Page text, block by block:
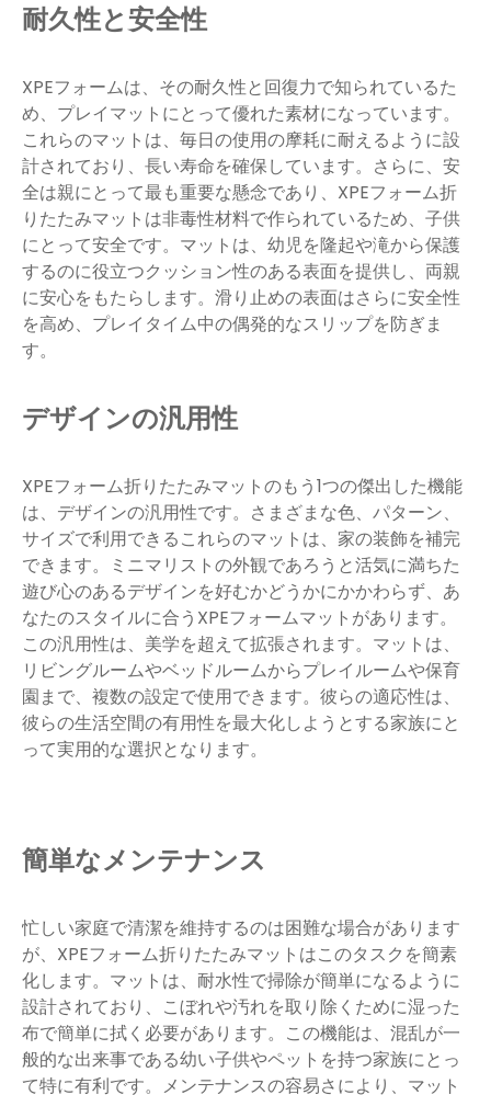
耐久性と安全性
XPEフォームは、その耐久性と回復力で知られているた
め、プレイマットにとって優れた素材になっています。
これらのマットは、毎日の使用の摩耗に耐えるように設
計されており、長い寿命を確保しています。さらに、安
全は親にとって最も重要な懸念であり、XPEフォーム折
りたたみマットは非毒性材料で作られているため、子供
にとって安全です。マットは、幼児を隆起や滝から保護
するのに役立つクッション性のある表面を提供し、両親
に安心をもたらします。滑り止めの表面はさらに安全性
を高め、プレイタイム中の偶発的なスリップを防ぎま
す。
デザインの汎用性
XPEフォーム折りたたみマットのもう1つの傑出した機能
は、デザインの汎用性です。さまざまな色、パターン、
サイズで利用できるこれらのマットは、家の装飾を補完
できます。ミニマリストの外観であろうと活気に満ちた
遊び心のあるデザインを好むかどうかにかかわらず、あ
なたのスタイルに合うXPEフォームマットがあります。
この汎用性は、美学を超えて拡張されます。マットは、
リビングルームやベッドルームからプレイルームや保育
園まで、複数の設定で使用できます。彼らの適応性は、
彼らの生活空間の有用性を最大化しようとする家族にと
って実用的な選択となります。
簡単なメンテナンス
忙しい家庭で清潔を維持するのは困難な場合があります
が、XPEフォーム折りたたみマットはこのタスクを簡素
化します。マットは、耐水性で掃除が簡単になるように
設計されており、こぼれや汚れを取り除くために湿った
布で簡単に拭く必要があります。この機能は、混乱が一
般的な出来事である幼い子供やペットを持つ家族にとっ
て特に有利です。メンテナンスの容易さにより、マット